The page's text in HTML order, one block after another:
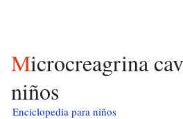
Microcreagrina cavicola para
niños
Enciclopedia para niños